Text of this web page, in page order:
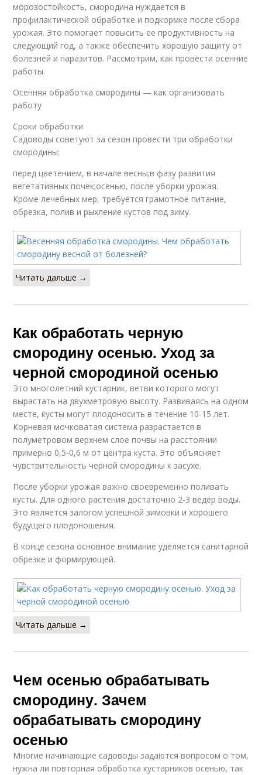
Уход за смородиной Роса на смородине
вредителей
Смородины к зиме
морозостойкость, смородина нуждается в
профилактической обработке и подкормке после сбора
урожая. Это помогает повысить ее продуктивность на
следующий год, а также обеспечить хорошую защиту от
болезней и паразитов. Рассмотрим, как провести осенние
работы.
Осенняя обработка смородины — как организовать
работу
Сроки обработки
Садоводы советуют за сезон провести три обработки
смородины:
перед цветением, в начале весны;в фазу развития
вегетативных почек;осенью, после уборки урожая.
Кроме лечебных мер, требуется грамотное питание,
обрезка, полив и рыхление кустов под зиму.
Читать дальше →
Как обработать черную
смородину осенью. Уход за
черной смородиной осенью
Это многолетний кустарник, ветви которого могут
вырастать на двухметровую высоту. Развиваясь на одном
месте, кусты могут плодоносить в течение 10-15 лет.
Корневая мочковатая система разрастается в
полуметровом верхнем слое почвы на расстоянии
примерно 0,5-0,6 м от центра куста. Это объясняет
чувствительность черной смородины к засухе.
После уборки урожая важно своевременно поливать
кусты. Для одного растения достаточно 2-3 ведер воды.
Это является залогом успешной зимовки и хорошего
будущего плодоношения.
В конце сезона основное внимание уделяется санитарной
обрезке и формирующей.
Читать дальше →
Чем осенью обрабатывать
смородину. Зачем
обрабатывать смородину
осенью
Многие начинающие садоводы задаются вопросом о том,
нужна ли повторная обработка кустарников осенью, так